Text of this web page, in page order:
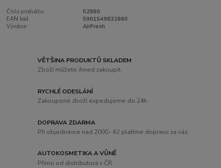
Číslo produktu:
52860
EAN kód:
5901549832860
Výrobce:
AirFresh
VĚTŠINA PRODUKTŮ SKLADEM
Zboží můžete ihned zakoupit.
RYCHLÉ ODESLÁNÍ
Zakoupené zboží expedujeme do 24h.
DOPRAVA ZDARMA
Při objednávce nad 2000,- Kč platíme dopravu za vás.
AUTOKOSMETIKA A VŮNĚ
Přímo od distributora v ČR